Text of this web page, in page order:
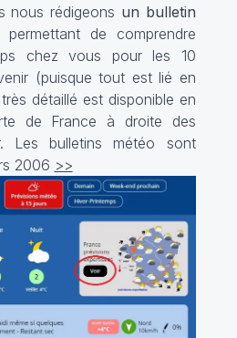
nous rédigeons un bulletin
permettant de comprendre
chez vous pour les 10
(puisque tout est lié en
détaillé est disponible en
de France à droite des
Les bulletins météo sont
2006 >>